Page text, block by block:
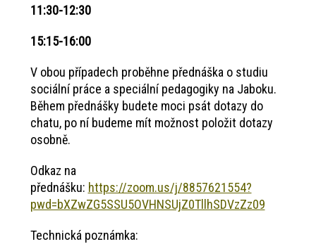
11:30-12:30
15:15-16:00
V obou případech proběhne přednáška o studiu
sociální práce a speciální pedagogiky na Jaboku.
Během přednášky budete moci psát dotazy do
chatu, po ní budeme mít možnost položit dotazy
osobně.
Odkaz na
přednášku: https://zoom.us/j/8857621554?
pwd=bXZwZG5SSU5OVHNSUjZ0TllhSDVzZz09
Technická poznámka: